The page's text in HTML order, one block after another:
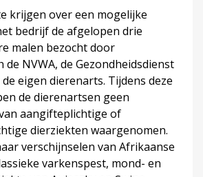
krijgen over een mogelijke
bedrijf de afgelopen drie
malen bezocht door
de NVWA, de Gezondheidsdienst
eigen dierenarts. Tijdens deze
de dierenartsen geen
aangifteplichtige of
dierziekten waargenomen.
verschijnselen van Afrikaanse
varkenspest, mond- en